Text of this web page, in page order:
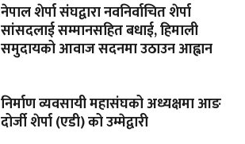
नेपाल शेर्पा संघद्वारा नवनिर्वाचित शेर्पा
सांसदलाई सम्मानसहित बधाई, हिमाली
समुदायको आवाज सदनमा उठाउन आह्वान
निर्माण व्यवसायी महासंघको अध्यक्षमा आङ
दोर्जी शेर्पा (एडी) को उम्मेद्वारी